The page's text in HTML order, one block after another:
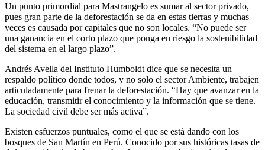
Un punto primordial para Mastrangelo es sumar al sector privado,
pues gran parte de la deforestación se da en estas tierras y muchas
veces es causada por capitales que no son locales. “No puede ser
una ganancia en el corto plazo que ponga en riesgo la sostenibilidad
del sistema en el largo plazo”.
Andrés Avella del Instituto Humboldt dice que se necesita un
respaldo político donde todos, y no solo el sector Ambiente, trabajen
articuladamente para frenar la deforestación. “Hay que avanzar en la
educación, transmitir el conocimiento y la información que se tiene.
La sociedad civil debe ser más activa”.
Existen esfuerzos puntuales, como el que se está dando con los
bosques de San Martín en Perú. Conocido por sus históricas tasas de